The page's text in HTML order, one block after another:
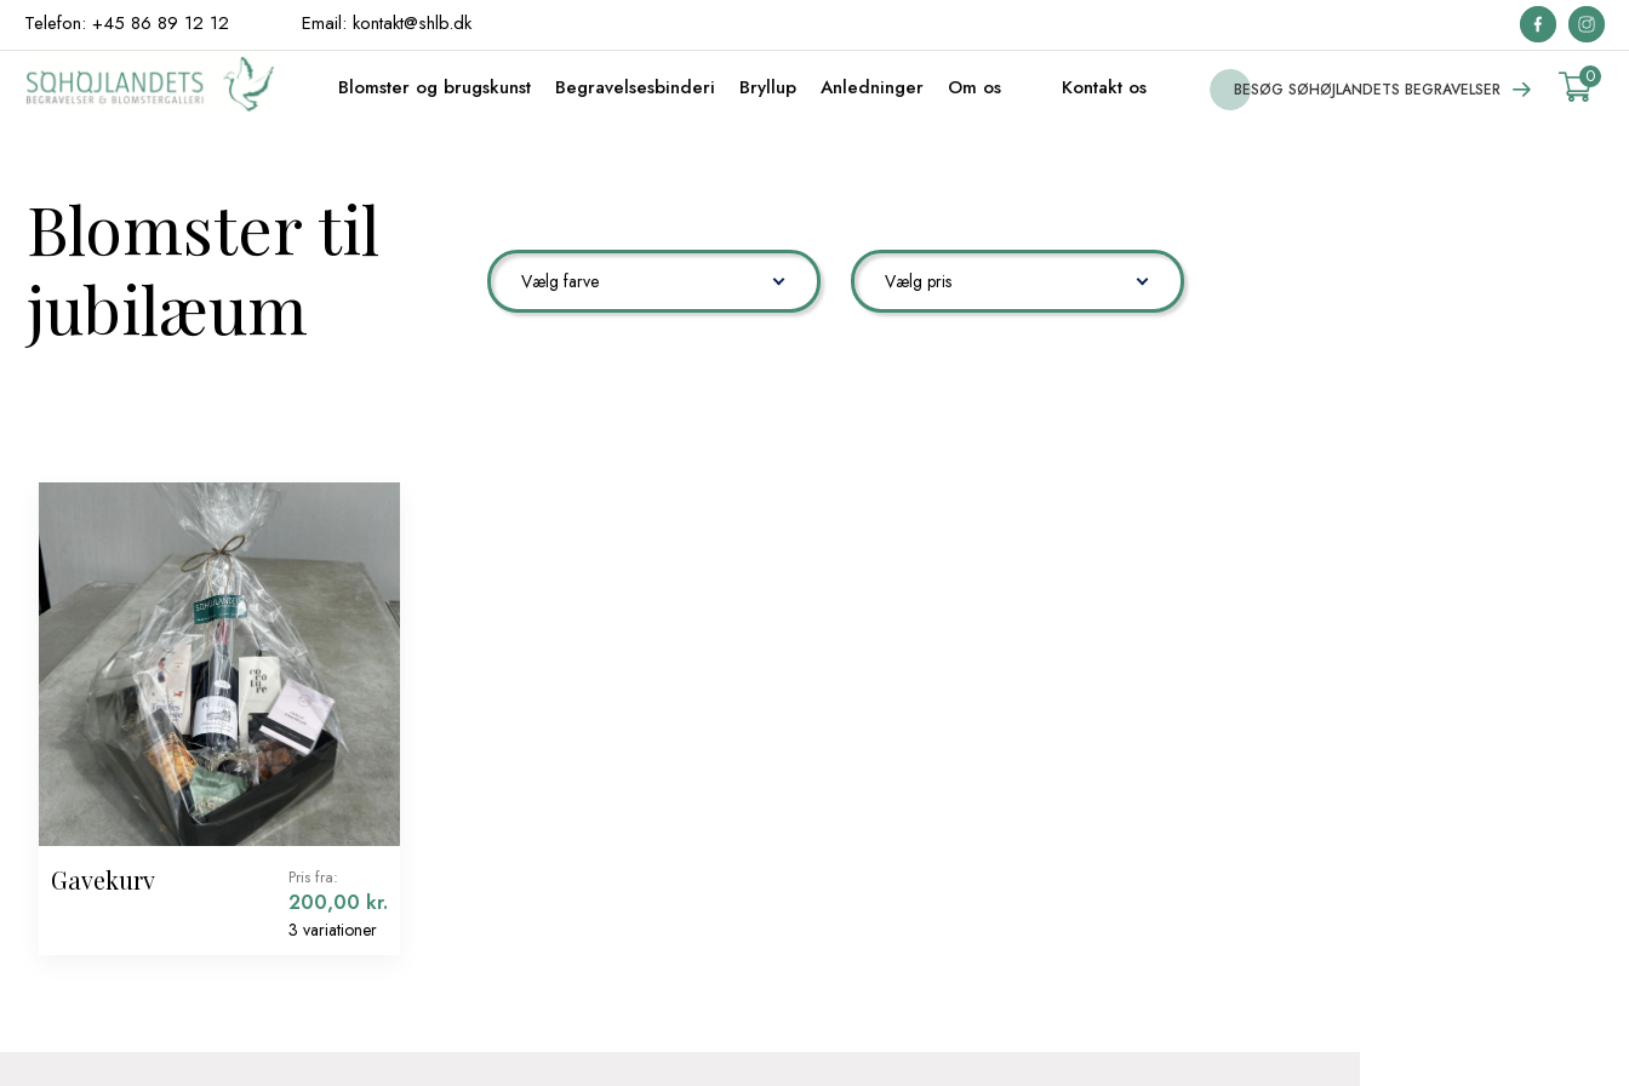
HopTelefon: +45 86 89 12 12 Email: kontakt@shlb.dk
BESØG SØHØJLANDETS BEGRAVELSER
0
Blomster og brugskunst Begravelsesbinderi Bryllup Anledninger Om os Kontakt os
Blomster til
jubilæum
Vælg farve Vælg pris
Gavekurv Pris fra:
200,00 kr.
3 variationer